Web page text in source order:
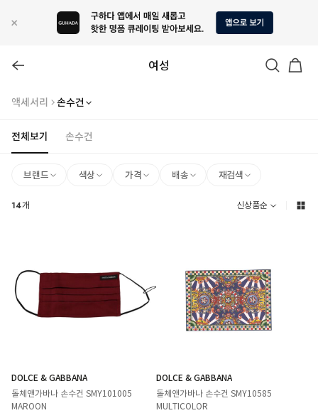
여성
액세서리 손수건
전체보기 손수건
브랜드 색상 가격 배송 재검색
14개 신상품순
DOLCE & GABBANA
돌체앤가바나 손수건 SMY101005
MAROON
DOLCE & GABBANA
돌체앤가바나 손수건 SMY10585
MULTICOLOR